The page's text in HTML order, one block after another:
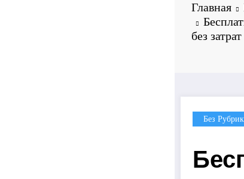
Главная
без затрат
Без